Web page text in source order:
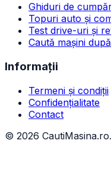
Ghiduri de
Topuri auto și
Test drive-uri și
Caută mașini
Informații
Termeni și condiții
Confidențialitate
Contact
© 2026